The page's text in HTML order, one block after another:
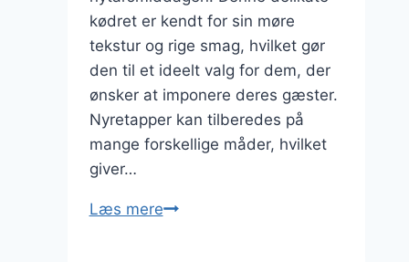
kødret er kendt for sin møre
tekstur og rige smag, hvilket gør
den til et ideelt valg for dem, der
ønsker at imponere deres gæster.
Nyretapper kan tilberedes på
mange forskellige måder, hvilket
giver…
Læs mereNyretapper